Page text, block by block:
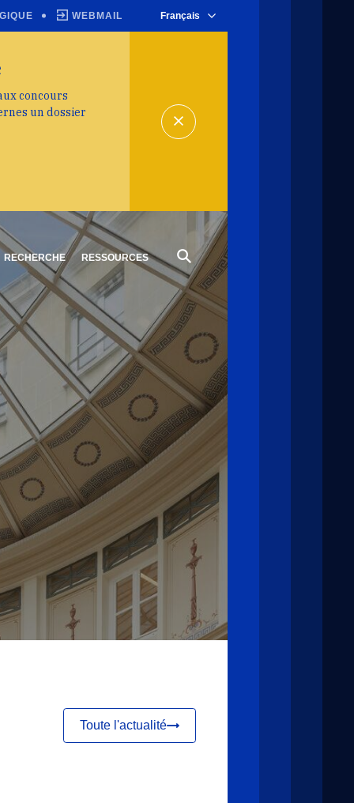
RECHERCHE RESSOURCES
WEBMAIL Français
concours
un dossier
Toute l'actualité